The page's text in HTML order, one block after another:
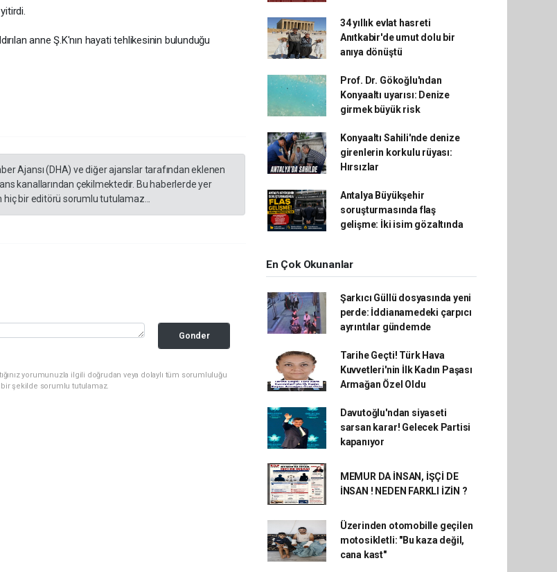
anne Ş.K'nın hayati tehlikesinin bulunduğu
Ajansı (DHA) ve diğer ajanslar tarafından eklenen
kanallarından çekilmektedir. Bu haberlerde yer
bir editörü sorumlu tutulamaz...
Gonder
yorumunuzla ilgili doğrudan veya dolaylı tüm sorumluluğu
şekilde sorumlu tutulamaz.
34 yıllık evlat hasreti
Anıtkabir'de umut dolu bir
anıya dönüştü
Prof. Dr. Gökoğlu'ndan
Konyaaltı uyarısı: Denize
girmek büyük risk
Konyaaltı Sahili'nde denize
girenlerin korkulu rüyası:
Hırsızlar
Antalya Büyükşehir
soruşturmasında flaş
gelişme: İki isim gözaltında
En Çok Okunanlar
Şarkıcı Güllü dosyasında yeni
perde: İddianamedeki çarpıcı
ayrıntılar gündemde
Tarihe Geçti! Türk Hava
Kuvvetleri'nin İlk Kadın Paşası
Armağan Özel Oldu
Davutoğlu'ndan siyaseti
sarsan karar! Gelecek Partisi
kapanıyor
MEMUR DA İNSAN, İŞÇİ DE
İNSAN ! NEDEN FARKLI İZİN ?
Üzerinden otomobille geçilen
motosikletli: "Bu kaza değil,
cana kast"